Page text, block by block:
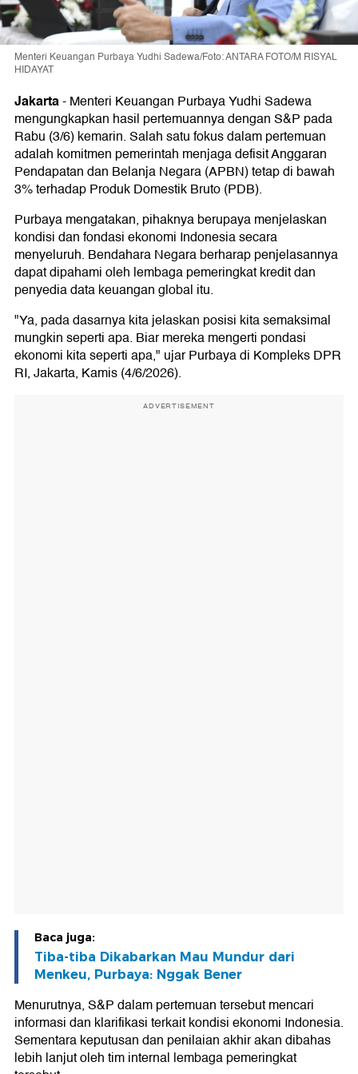
Menteri Keuangan Purbaya Yudhi Sadewa/Foto: ANTARA FOTO/M RISYAL
HIDAYAT
Jakarta-Menteri Keuangan Purbaya Yudhi Sadewa
mengungkapkan hasil pertemuannya dengan S&P pada
Rabu (3/6) kemarin. Salah satu fokus dalam pertemuan
adalah komitmen pemerintah menjaga defisit Anggaran
Pendapatan dan Belanja Negara (APBN) tetap di bawah
3% terhadap Produk Domestik Bruto (PDB).
Purbaya mengatakan, pihaknya berupaya menjelaskan
kondisi dan fondasi ekonomi Indonesia secara
menyeluruh. Bendahara Negara berharap penjelasannya
dapat dipahami oleh lembaga pemeringkat kredit dan
penyedia data keuangan global itu.
"Ya, pada dasarnya kita jelaskan posisi kita semaksimal
mungkin seperti apa. Biar mereka mengerti pondasi
ekonomi kita seperti apa," ujar Purbaya di Kompleks DPR
RI, Jakarta, Kamis (4/6/2026).
ADVERTISEMENT
Baca juga:
Tiba-tiba Dikabarkan Mau Mundur dari
Menkeu, Purbaya: Nggak Bener
Menurutnya, S&P dalam pertemuan tersebut mencari
informasi dan klarifikasi terkait kondisi ekonomi Indonesia.
Sementara keputusan dan penilaian akhir akan dibahas
lebih lanjut oleh tim internal lembaga pemeringkat